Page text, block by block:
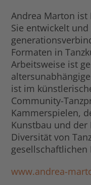
Andrea Marton ist
Sie entwickelt
Formaten in
Arbeitsweise ist
ist im
Community-
Kammerspielen,
Kunstbau und der
Diversität von
gesellschaftlichen
www.andrea-